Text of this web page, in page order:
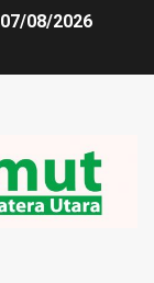
07/08/2026